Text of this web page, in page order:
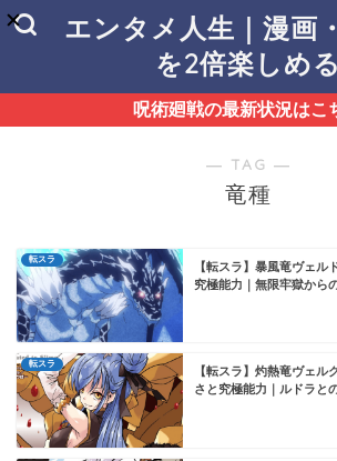
エンタメ人生｜漫画
を2倍楽しめる
呪術廻戦の最新状況はこ
― TAG ―
竜種
転スラ
【転スラ】暴風竜ヴェル
究極能力｜無限牢獄から
転スラ
【転スラ】灼熱竜ヴェル
さと究極能力｜ルドラと